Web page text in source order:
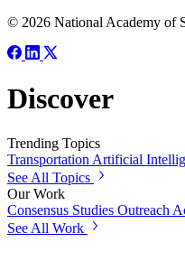
© 2026 National Academy of
Discover
Trending Topics
Transportation Artificial
See All Topics
Our Work
Consensus Studies Outreach
See All Work